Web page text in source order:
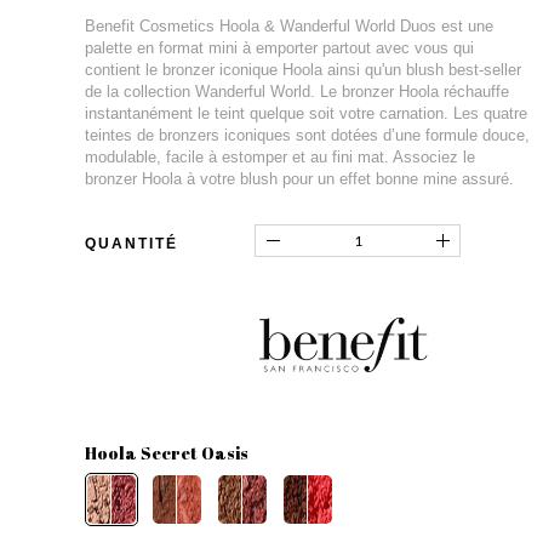
Benefit Cosmetics Hoola & Wanderful World Duos est une
palette en format mini à emporter partout avec vous qui
contient le bronzer iconique Hoola ainsi qu'un blush best-seller
de la collection Wanderful World. Le bronzer Hoola réchauffe
instantanément le teint quelque soit votre carnation. Les quatre
teintes de bronzers iconiques sont dotées d’une formule douce,
modulable, facile à estomper et au fini mat. Associez le
bronzer Hoola à votre blush pour un effet bonne mine assuré.
QUANTITÉ
Hoola Secret Oasis